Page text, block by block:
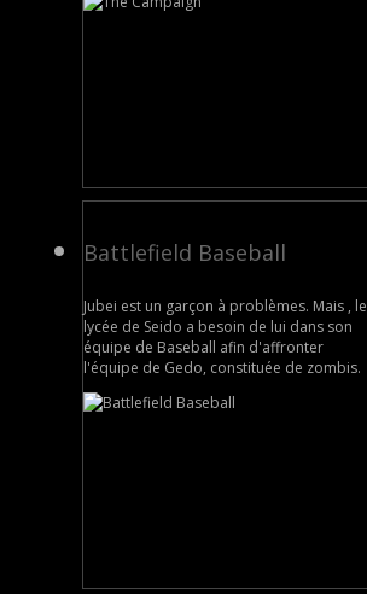
Battlefield Baseball
Jubei est un garçon à problèmes. Mais , le
lycée de Seido a besoin de lui dans son
équipe de Baseball afin d'affronter
l'équipe de Gedo, constituée de zombis.